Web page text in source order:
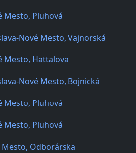
Mesto, Pluhová
Nové Mesto, Vajnorská
Mesto, Hattalova
Nové Mesto, Bojnická
Mesto, Pluhová
Mesto, Pluhová
Mesto, Odborárska